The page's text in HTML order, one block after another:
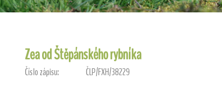
Zea od Štěpánského rybníka
Číslo zápisu: ČLP/FXH/38229